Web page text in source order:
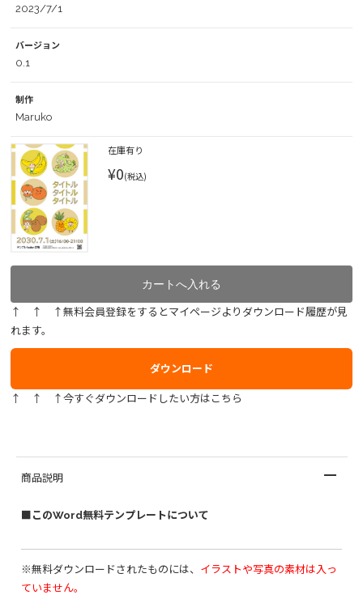
2023/7/1
バージョン
0.1
制作
Maruko
在庫有り
¥0(税込)
↑ ↑ ↑無料会員登録をするとマイページよりダウンロード履歴が見
れます。
ダウンロード
↑ ↑ ↑今すぐダウンロードしたい方はこちら
商品説明
■このWord無料テンプレートについて
※無料ダウンロードされたものには、 イラストや写真の素材は入っ
ていません。